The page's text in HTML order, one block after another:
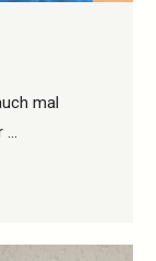
mal
…